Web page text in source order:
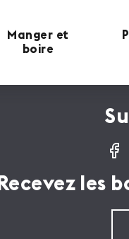
Manger et
boire
Recevez les